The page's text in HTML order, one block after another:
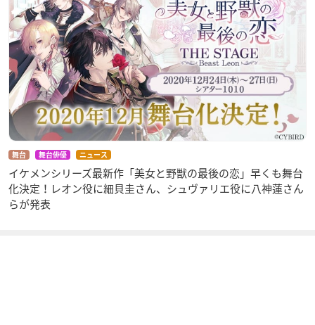
舞台 舞台俳優 ニュース
イケメンシリーズ最新作「美女と野獣の最後の恋」早くも舞台
化決定！レオン役に細貝圭さん、シュヴァリエ役に八神蓮さん
らが発表